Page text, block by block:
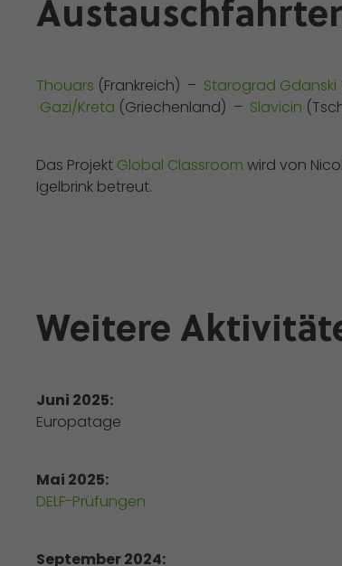
Thouars (Frankreich) – Starograd Gdanski
Gazi/Kreta (Griechenland) – Slavicin
Das Projekt Global Classroom wird von
Igelbrink betreut.
Weitere
Juni 2025:
Europatage
Mai 2025:
DELF-Prüfungen
September 2024: